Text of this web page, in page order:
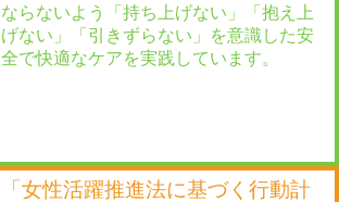
ならないよう「持ち上げない」「抱え上
げない」「引きずらない」を意識した安
全で快適なケアを実践しています。
「女性活躍推進法に基づく行動計